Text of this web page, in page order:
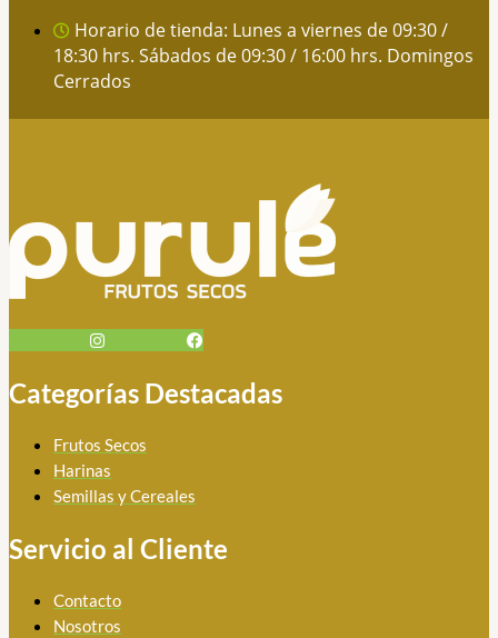
Horario de tienda: Lunes a viernes de 09:30 /
18:30 hrs. Sábados de 09:30 / 16:00 hrs. Domingos
Cerrados
Categorías Destacadas
Frutos Secos
Harinas
Semillas y Cereales
Servicio al Cliente
Contacto
Nosotros